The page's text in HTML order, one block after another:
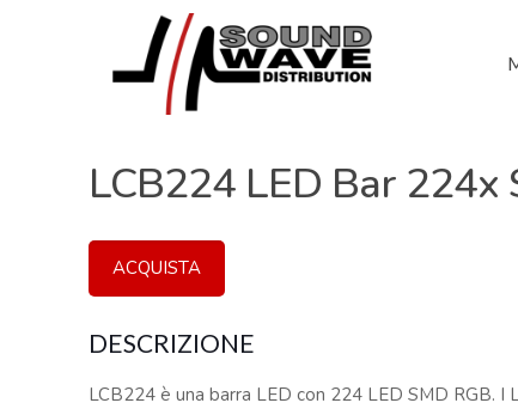
LCB224 LED Bar 224x
ACQUISTA
DESCRIZIONE
LCB224 è una barra LED con 224 LED SMD RGB. I